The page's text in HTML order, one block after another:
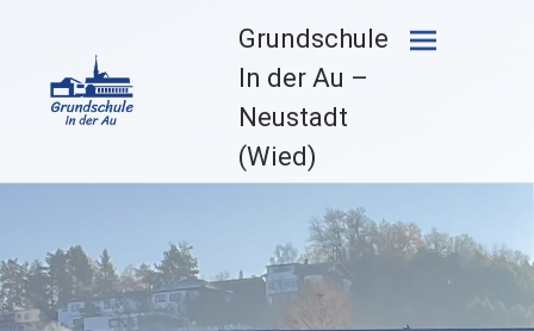
Grundschule
In der Au –
Neustadt
(Wied)